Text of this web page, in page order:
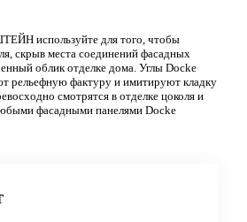
используйте для того, чтобы
скрыв места соединений фасадных
облик отделке дома. Углы Docke
рельефную фактуру и имитируют кладку
смотрятся в отделке цоколя и
фасадными панелями Docke